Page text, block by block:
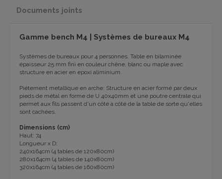
Documents joints
Gamme bench M4 | Systèmes de bureaux M4
Systèmes de bureaux pour 4 personnes. Table en bilaminée
épaisseur 25 mm fini en couleur chêne, blanc ou maple avec
structure en acier en epoxi aliminium.
Piétement metallique en arche: Structure en acier formé par deux
pieds de métal en forme de U 40x40mm et une poutre centrale qui
permet aux fils passent d'un côté à côté de la table de sorte qu'elles
sont cachées.
Dimensions (cm)
Haut: 74
Longueur x D:
240x164cm (4 tables de 120x80cm)
280x164cm (4 tables de 140x80cm)
320x164cm (4 tables de 160x80cm)